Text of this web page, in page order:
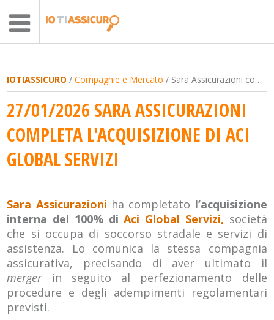
IOTIASSICURO /Compagnie e Mercato / Sara Assicurazioni completa l'acquisizione di Aci Global Servizi
27/01/2026 SARA ASSICURAZIONI
COMPLETA L'ACQUISIZIONE DI ACI
GLOBAL SERVIZI
Sara Assicurazioni ha completato l’acquisizione
interna del 100% diAci Global Servizi, società
che si occupa di soccorso stradale e servizi di
assistenza. Lo comunica la stessa compagnia
assicurativa, precisando di aver ultimato il
merger
in seguito al perfezionamento delle
procedure e degli adempimenti regolamentari
previsti.